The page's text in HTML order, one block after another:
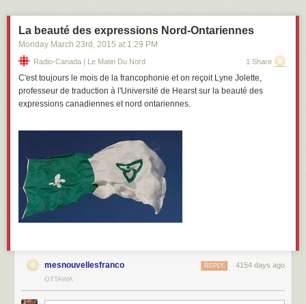
de la semaine, consultez le site www.semainefrancotoronto.com.
Auteur:
Christiane Beaupré
La beauté des expressions Nord-Ontariennes
Monday March 23rd , 2015 at 1:29 PM
Radio-Canada | Le Matin Du Nord 1 Share
C'est toujours le mois de la francophonie et on reçoit Lyne Jolette,
professeur de traduction à l'Université de Hearst sur la beauté des
expressions canadiennes et nord ontariennes.
mesnouvellesfranco 4154 days ago
REPLY
OTTAWA